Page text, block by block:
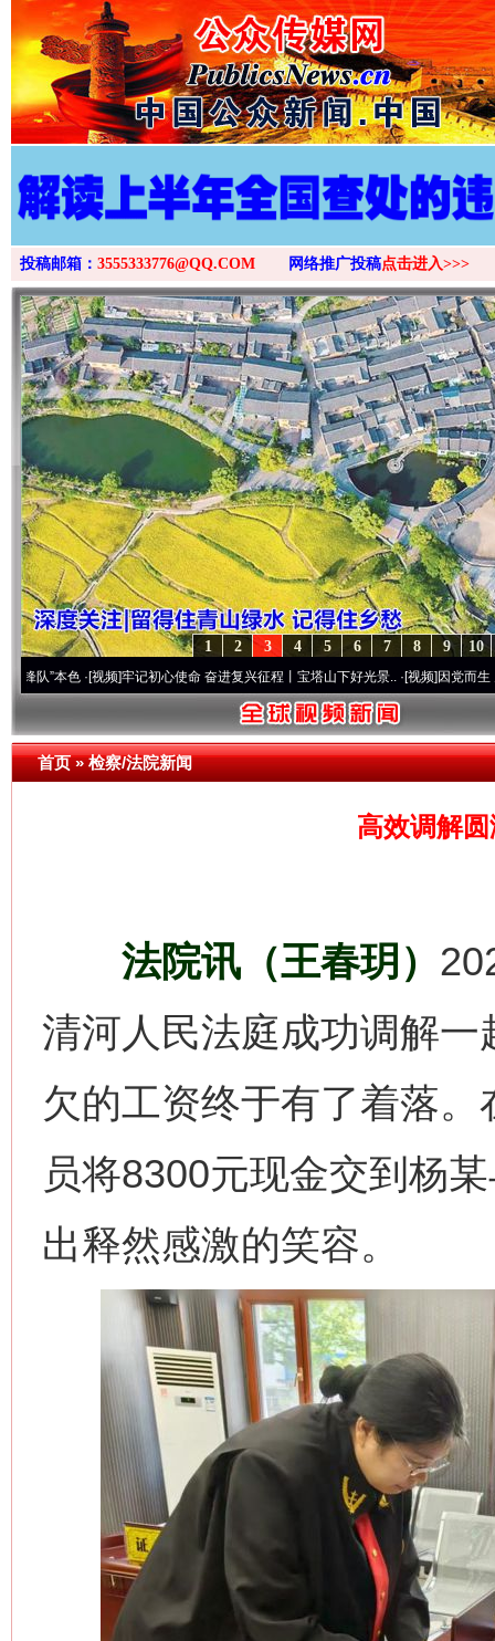
投稿邮箱： 3555333776@QQ.COM 网络推广投稿点击进入>>>
10
9
8
7
6
5
4
3
2
1
·[视频]牢记初心使命 奋进复兴征程丨宝塔山下好光景..·[视频]因党而生 为党而战
首页»检察/法院新闻
高效调解
法院讯（王春玥）
清河人民法庭成功调解
欠的工资终于有了着落
员将8300元现金交到杨
出释然感激的笑容。